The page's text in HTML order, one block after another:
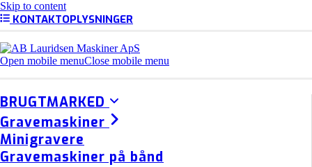
Skip to content
KONTAKTOPLYSNINGER
Open mobile menuClose mobile menu
BRUGTMARKED
Gravemaskiner
Minigravere
Gravemaskiner på bånd